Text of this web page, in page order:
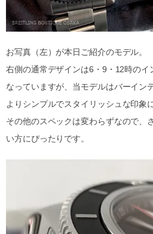
お写真（左）が本日ご紹介のモデル。
右側の通常デザインは6・9・12時のイ
なっていますが、当モデルはバーイン
よりシンプルでスタイリッシュな印象に
その他のスペックは変わらずなので、
い方にぴったりです。